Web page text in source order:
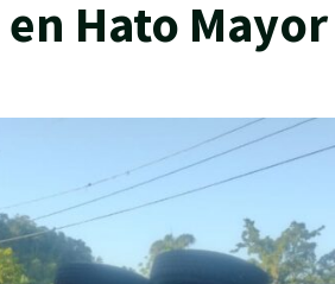
Hato Mayor